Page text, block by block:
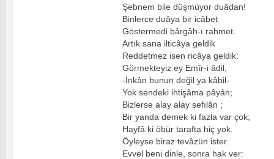
Şebnem bile düşmüyor duâdan!
Binlerce duâya bir icâbet
Göstermedi bârgâh-ı rahmet.
Artık sana ilticâya geldik
Reddetmez isen ricâya geldik:
Görmekteyiz ey Emîr-i âdil,
-İnkân bunun değil ya kâbil-
Yok sendeki ihtişâma pâyân;
Bizlerse alay alay sefılân ;
Bir yanda demek ki fazla var çok;
Hayfâ ki öbür tarafta hiç yok.
Öyleyse biraz tevâzün ister.
Evvel beni dinle, sonra hak ver: